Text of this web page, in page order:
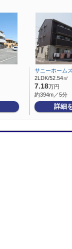
サニーホーム
2LDK/52.54㎡
7.18万円
約394m／5分
詳細